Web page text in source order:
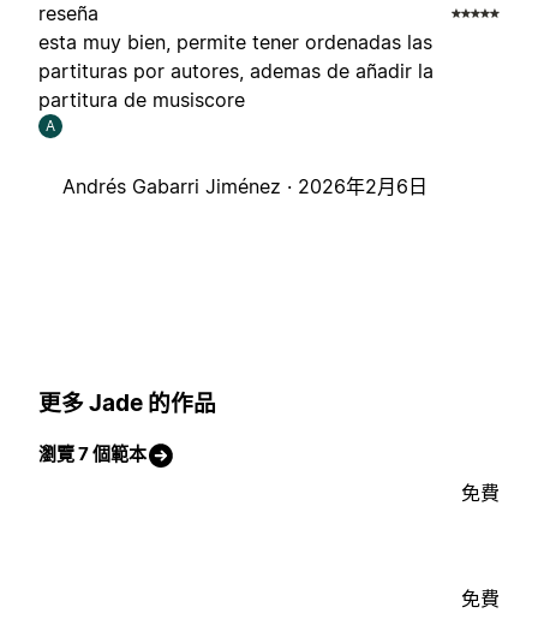
reseña
esta muy bien, permite tener ordenadas las
partituras por autores, ademas de añadir la
partitura de musiscore
A
Andrés Gabarri Jiménez · 2026年2月6日
更多 Jade 的作品
瀏覽 7 個範本
免費
免費